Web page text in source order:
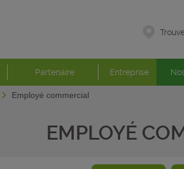
Partenaire Entreprise
Employé commercial
EMPLOYÉ